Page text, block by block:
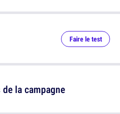
Faire le test
la campagne